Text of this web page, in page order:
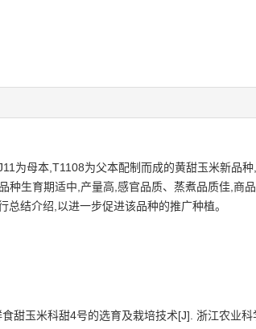
为母本,T1108为父本配制而成的黄甜玉米新品
生育期适中,产量高,感官品质、蒸煮品质佳,商
结介绍,以进一步促进该品种的推广种植。
甜玉米科甜4号的选育及栽培技术[J]. 浙江农业